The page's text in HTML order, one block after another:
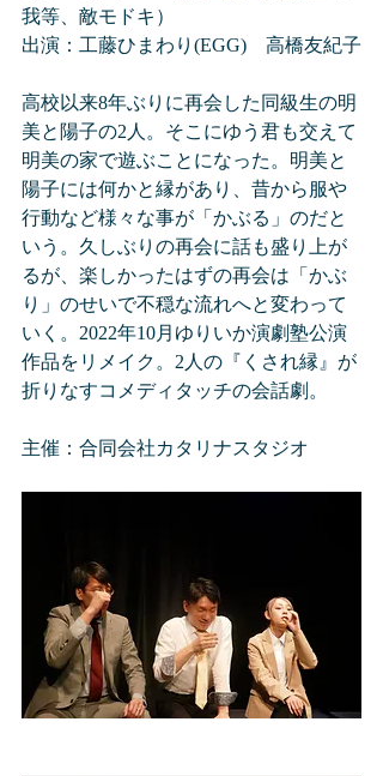
我等、敵モドキ）
出演：工藤ひまわり(EGG)　高橋友紀子
高校以来8年ぶりに再会した同級生の明
美と陽子の2人。そこにゆう君も交えて
明美の家で遊ぶことになった。明美と
陽子には何かと縁があり、昔から服や
行動など様々な事が「かぶる」のだと
いう。久しぶりの再会に話も盛り上が
るが、楽しかったはずの再会は「かぶ
り」のせいで不穏な流れへと変わって
いく。2022年10月ゆりいか演劇塾公演
作品をリメイク。2人の『くされ縁』が
折りなすコメディタッチの会話劇。
主催：合同会社カタリナスタジオ